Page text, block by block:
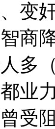
变
商
多
业
受